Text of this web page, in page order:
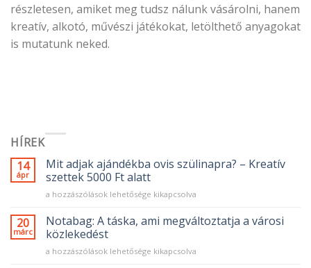
részletesen, amiket meg tudsz nálunk vásárolni, hanem
kreatív, alkotó, művészi játékokat, letölthető anyagokat
is mutatunk neked.
HÍREK
14
ápr
Mit adjak ajándékba ovis szülinapra? – Kreatív
szettek 5000 Ft alatt
Mit
ajándékba
ovis
szülinapra?
–
a hozzászólások lehetősége kikapcsolva
20
márc
Notabag: A táska, ami megváltoztatja a városi
közlekedést
Notabag:
a hozzászólások lehetősége kikapcsolva